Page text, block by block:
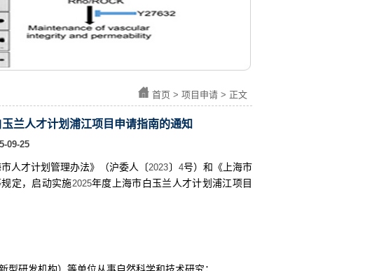
首页 > 项目申请 > 正文
兰人才计划浦江项目申请指南的通知
09-25
人才计划管理办法》（沪委人〔2023〕 4号）和《上海市
定，启动实施2025年度上海市白玉兰人才计划浦江项目